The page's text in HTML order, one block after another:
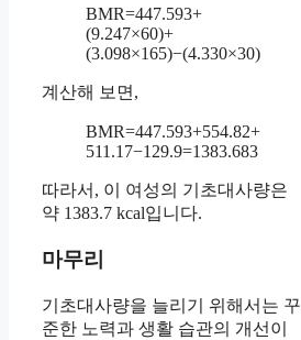
BMR=447.593+
(9.247×60)+
(3.098×165)−(4.330×30)
계산해 보면,
BMR=447.593+554.82+
511.17−129.9=1383.683
따라서, 이 여성의 기초대사량은
약 1383.7 kcal입니다.
마무리
기초대사량을 늘리기 위해서는 꾸
준한 노력과 생활 습관의 개선이